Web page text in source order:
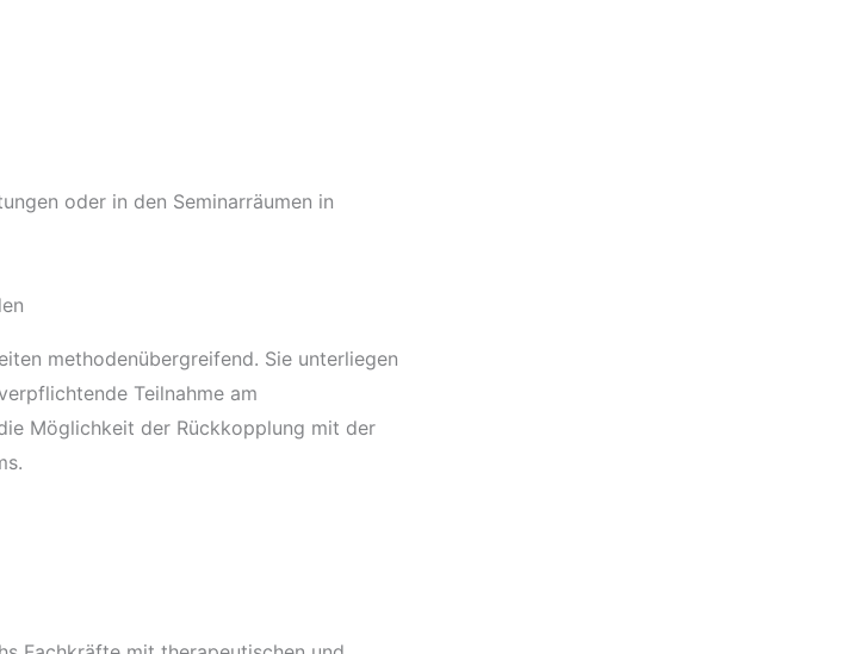
oder in den Seminarräumen in
methodenübergreifend. Sie unterliegen
Teilnahme am
Möglichkeit der Rückkopplung mit der